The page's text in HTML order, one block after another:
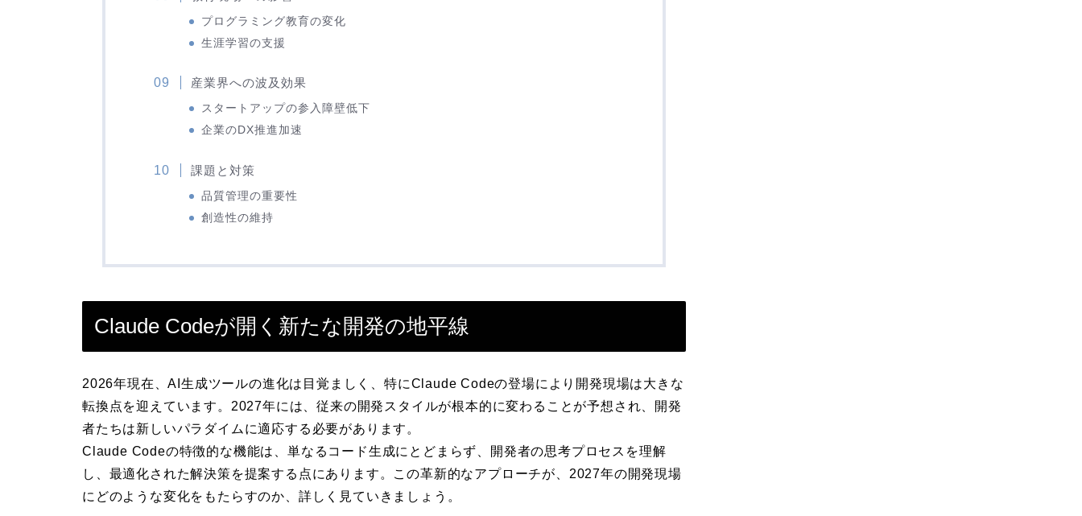
プログラミング教育の変化
生涯学習の支援
産業界への波及効果
スタートアップの参入障壁低下
企業のDX推進加速
課題と対策
品質管理の重要性
創造性の維持
Claude Codeが開く新たな開発の地平線
2026年現在、AI生成ツールの進化は目覚ましく、特にClaude Codeの登場により開発現場は大きな
転換点を迎えています。2027年には、従来の開発スタイルが根本的に変わることが予想され、開発
者たちは新しいパラダイムに適応する必要があります。
Claude Codeの特徴的な機能は、単なるコード生成にとどまらず、開発者の思考プロセスを理解
し、最適化された解決策を提案する点にあります。この革新的なアプローチが、2027年の開発現場
にどのような変化をもたらすのか、詳しく見ていきましょう。